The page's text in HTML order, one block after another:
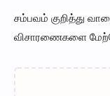
சம்பவம் குறித்து
விசாரணைகளை